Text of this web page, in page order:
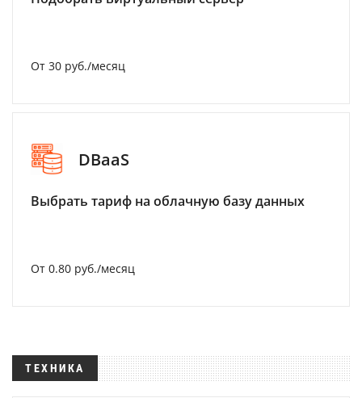
От 30 руб./месяц
DBaaS
Выбрать тариф на облачную базу данных
От 0.80 руб./месяц
ТЕХНИКА